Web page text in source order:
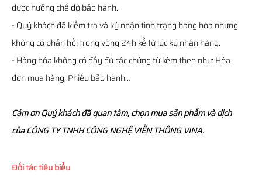
được hưởng chế độ bảo hành.
- Quý khách đã kiểm tra và ký nhận tình trạng hàng hóa nhưng
không có phản hồi trong vòng 24h kể từ lúc ký nhận hàng.
- Hàng hóa không có đầy đủ các chứng từ kèm theo như: Hóa
đơn mua hàng, Phiếu bảo hành…
Cám ơn Quý khách đã quan tâm, chọn mua sản phẩm và dịch
của CÔNG TY TNHH CÔNG NGHỆ VIỄN THÔNG VINA.
Đối tác tiêu biểu